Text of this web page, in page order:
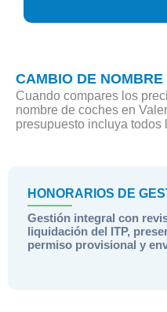
CAMBIO DE
Cuando compares los
nombre de coches en
presupuesto incluya todos
HONORARIOS DE
Gestión integral con
liquidación del ITP,
permiso provisional y